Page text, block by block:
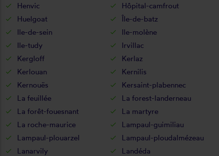
Henvic
Hôpital-camfrout
Huelgoat
Île-de-batz
Ile-de-sein
Ile-molène
Ile-tudy
Irvillac
Kergloff
Kerlaz
Kerlouan
Kernilis
Kernouës
Kersaint-plabennec
La feuillée
La forest-landerneau
La forêt-fouesnant
La martyre
La roche-maurice
Lampaul-guimiliau
Lampaul-plouarzel
Lampaul-ploudalmézeau
Lanarvily
Landéda